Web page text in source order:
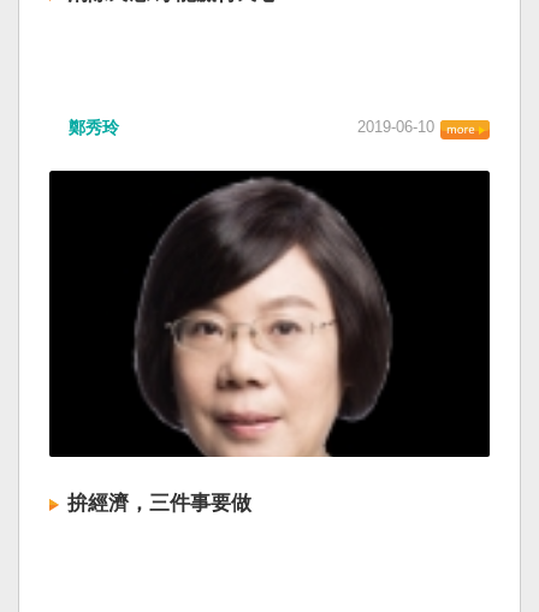
鄭秀玲 2019-06-10
拚經濟，三件事要做